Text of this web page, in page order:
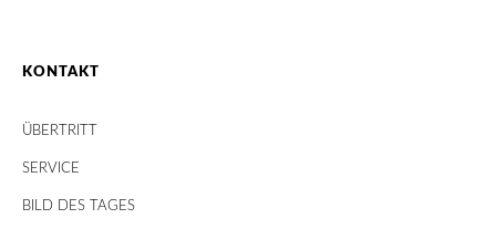
KONTAKT
ÜBERTRITT
SERVICE
BILD DES TAGES